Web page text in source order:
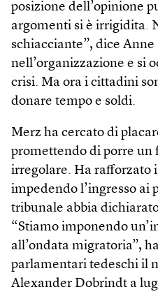
posizione dell’opinione
argomenti si è irrigidita.
schiacciante”, dice
nell’organizzazione e si
crisi. Ma ora i cittadini
donare tempo e soldi.
Merz ha cercato di
promettendo di porre un
irregolare. Ha rafforzato
impedendo l’ingresso ai
tribunale abbia
“Stiamo imponendo
all’ondata migratoria”,
parlamentari tedeschi il
Alexander Dobrindt a